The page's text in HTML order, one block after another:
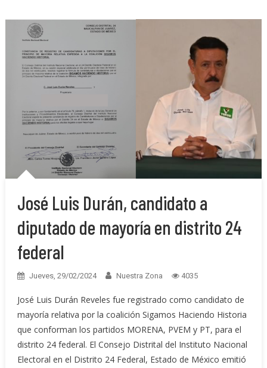
José Luis Durán, candidato a
diputado de mayoría en distrito 24
federal
Jueves, 29/02/2024 Nuestra Zona 4035
José Luis Durán Reveles fue registrado como candidato de
mayoría relativa por la coalición Sigamos Haciendo Historia
que conforman los partidos MORENA, PVEM y PT, para el
distrito 24 federal. El Consejo Distrital del Instituto Nacional
Electoral en el Distrito 24 Federal, Estado de México emitió